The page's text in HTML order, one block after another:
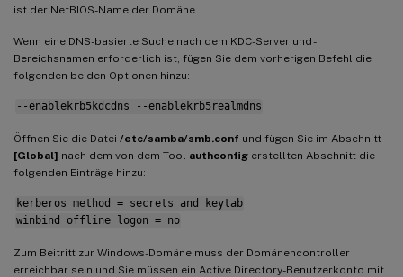
ist der NetBIOS-Name der Domäne.
Wenn eine DNS-basierte Suche nach dem KDC-Server und -
Bereichsnamen erforderlich ist, fügen Sie dem vorherigen Befehl die
folgenden beiden Optionen hinzu:
--enablekrb5kdcdns --enablekrb5realmdns
Öffnen Sie die Datei /etc/samba/smb.conf und fügen Sie im Abschnitt
[Global] nach dem von dem Tool authconfig erstellten Abschnitt die
folgenden Einträge hinzu:
kerberos method = secrets and keytab
winbind offline logon = no
Zum Beitritt zur Windows-Domäne muss der Domänencontroller
erreichbar sein und Sie müssen ein Active Directory-Benutzerkonto mit